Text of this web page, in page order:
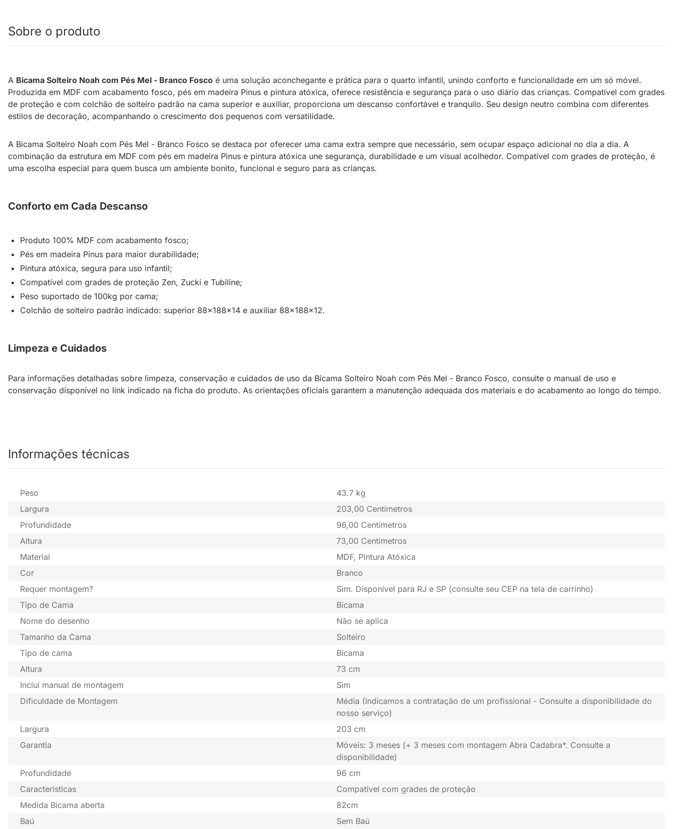
Sobre o produto
A Bicama Solteiro Noah com Pés Mel - Branco Fosco é uma solução aconchegante e prática para o quarto infantil, unindo conforto e funcionalidade em um só móvel.
Produzida em MDF com acabamento fosco, pés em madeira Pinus e pintura atóxica, oferece resistência e segurança para o uso diário das crianças. Compatível com grades
de proteção e com colchão de solteiro padrão na cama superior e auxiliar, proporciona um descanso confortável e tranquilo. Seu design neutro combina com diferentes
estilos de decoração, acompanhando o crescimento dos pequenos com versatilidade.
A Bicama Solteiro Noah com Pés Mel - Branco Fosco se destaca por oferecer uma cama extra sempre que necessário, sem ocupar espaço adicional no dia a dia. A
combinação da estrutura em MDF com pés em madeira Pinus e pintura atóxica une segurança, durabilidade e um visual acolhedor. Compatível com grades de proteção, é
uma escolha especial para quem busca um ambiente bonito, funcional e seguro para as crianças.
Conforto em Cada Descanso
Produto 100% MDF com acabamento fosco;
Pés em madeira Pinus para maior durabilidade;
Pintura atóxica, segura para uso infantil;
Compatível com grades de proteção Zen, Zucki e Tubiline;
Peso suportado de 100kg por cama;
Colchão de solteiro padrão indicado: superior 88x188x14 e auxiliar 88x188x12.
Limpeza e Cuidados
Para informações detalhadas sobre limpeza, conservação e cuidados de uso da Bicama Solteiro Noah com Pés Mel - Branco Fosco, consulte o manual de uso e
conservação disponível no link indicado na ficha do produto. As orientações oficiais garantem a manutenção adequada dos materiais e do acabamento ao longo do tempo.
Informações técnicas
Peso
43.7 kg
Largura
203,00 Centímetros
Profundidade
96,00 Centímetros
Altura
73,00 Centímetros
Material
MDF, Pintura Atóxica
Cor
Branco
Requer montagem?
Sim. Disponível para RJ e SP (consulte seu CEP na tela de carrinho)
Tipo de Cama
Bicama
Nome do desenho
Não se aplica
Tamanho da Cama
Solteiro
Tipo de cama
Bicama
Altura
73 cm
Inclui manual de montagem
Sim
Dificuldade de Montagem
Média (Indicamos a contratação de um profissional - Consulte a disponibilidade do
nosso serviço)
Largura
203 cm
Garantia
Móveis: 3 meses (+ 3 meses com montagem Abra Cadabra*. Consulte a
disponibilidade)
Profundidade
96 cm
Características
Compatível com grades de proteção
Medida Bicama aberta
82cm
Baú
Sem Baú